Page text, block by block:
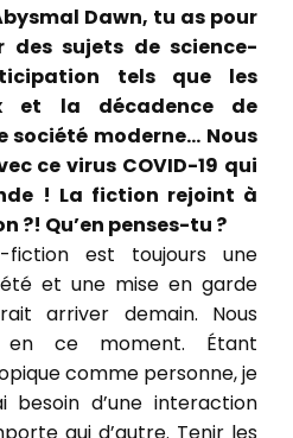
Dawn, tu as pour
des sujets de science-
tels que les
et la décadence de
société moderne… Nous
ce virus COVID-19 qui
! La fiction rejoint à
?! Qu’en penses-tu ?
fiction est toujours une
et une mise en garde
arriver demain. Nous
ce moment. Étant
comme personne, je
besoin d’une interaction
qui d’autre. Tenir les